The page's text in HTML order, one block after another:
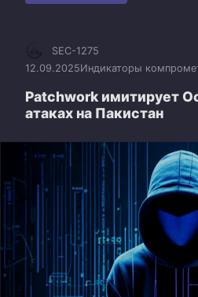
SEC-1275
12.09.2025Индикаторы
Patchwork имитирует
атаках на Пакистан